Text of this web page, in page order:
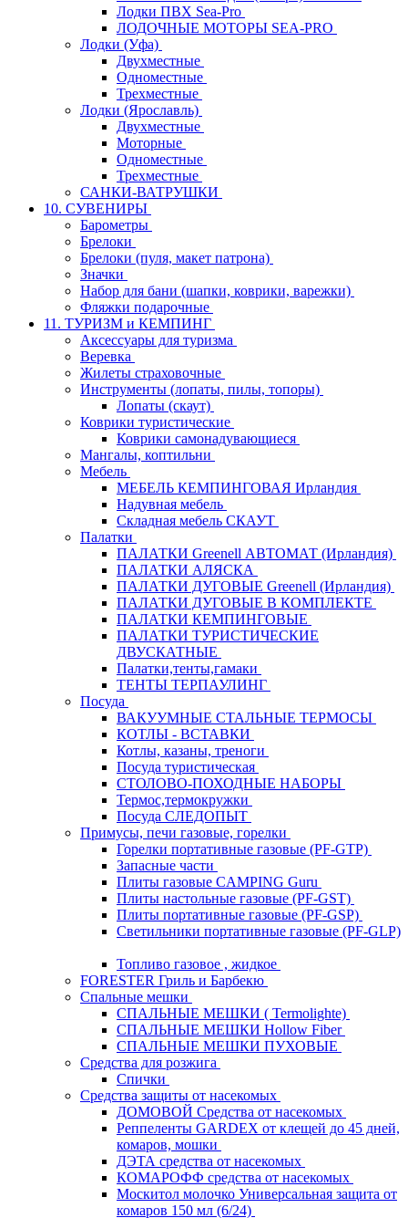
Лодки ПВХ Sea-Pro
ЛОДОЧНЫЕ МОТОРЫ SEA-PRO
Лодки (Уфа)
Двухместные
Одноместные
Трехместные
Лодки (Ярославль)
Двухместные
Моторные
Одноместные
Трехместные
САНКИ-ВАТРУШКИ
10. СУВЕНИРЫ
Барометры
Брелоки
Брелоки (пуля, макет патрона)
Значки
Набор для бани (шапки, коврики, варежки)
Фляжки подарочные
11. ТУРИЗМ и КЕМПИНГ
Аксессуары для туризма
Веревка
Жилеты страховочные
Инструменты (лопаты, пилы, топоры)
Лопаты (скаут)
Коврики туристические
Коврики самонадувающиеся
Мангалы, коптильни
Мебель
МЕБЕЛЬ КЕМПИНГОВАЯ Ирландия
Надувная мебель
Складная мебель СКАУТ
Палатки
ПАЛАТКИ Greenell АВТОМАТ (Ирландия)
ПАЛАТКИ АЛЯСКА
ПАЛАТКИ ДУГОВЫЕ Greenell (Ирландия)
ПАЛАТКИ ДУГОВЫЕ В КОМПЛЕКТЕ
ПАЛАТКИ КЕМПИНГОВЫЕ
ПАЛАТКИ ТУРИСТИЧЕСКИЕ
ДВУСКАТНЫЕ
Палатки,тенты,гамаки
ТЕНТЫ ТЕРПАУЛИНГ
Посуда
ВАКУУМНЫЕ СТАЛЬНЫЕ ТЕРМОСЫ
КОТЛЫ - ВСТАВКИ
Котлы, казаны, треноги
Посуда туристическая
СТОЛОВО-ПОХОДНЫЕ НАБОРЫ
Термос,термокружки
Посуда СЛЕДОПЫТ
Примусы, печи газовые, горелки
Горелки портативные газовые (PF-GTP)
Запасные части
Плиты газовые CAMPING Guru
Плиты настольные газовые (PF-GST)
Плиты портативные газовые (PF-GSP)
Светильники портативные газовые (PF-GLP)
Топливо газовое , жидкое
FORESTER Гриль и Барбекю
Спальные мешки
СПАЛЬНЫЕ МЕШКИ ( Termolighte)
СПАЛЬНЫЕ МЕШКИ Hollow Fiber
СПАЛЬНЫЕ МЕШКИ ПУХОВЫЕ
Средства для розжига
Спички
Средства защиты от насекомых
ДОМОВОЙ Средства от насекомых
Реппеленты GARDEX от клещей до 45 дней,
комаров, мошки
ДЭТА средства от насекомых
КОМАРОФФ средства от насекомых
Москитол молочко Универсальная защита от
комаров 150 мл (6/24)